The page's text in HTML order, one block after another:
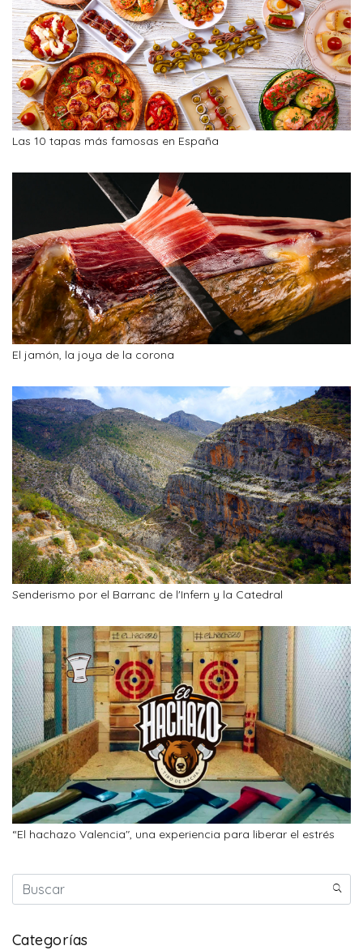
Las 10 tapas más famosas en España
El jamón, la joya de la corona
Senderismo por el Barranc de l'Infern y la Catedral
“El hachazo Valencia", una experiencia para liberar el estrés
Categorías